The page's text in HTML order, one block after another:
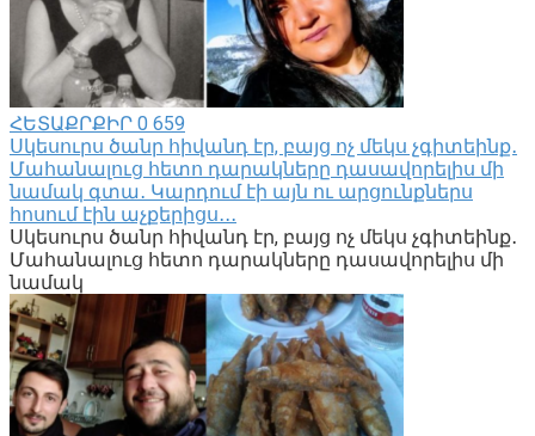
ՀԵՏԱՔՐՔԻՐ 0 659
Սկեսուրս ծանր հիվանդ էր, բայց ոչ մեկս չգիտեինք․
Մահանալուց հետո դարակները դասավորելիս մի
նամակ գտա․ Կարդում էի այն ու արցունքներս
հոսում էին աչքերիցս․․․
Սկեսուրս ծանր հիվանդ էր, բայց ոչ մեկս չգիտեինք․
Մահանալուց հետո դարակները դասավորելիս մի
նամակ